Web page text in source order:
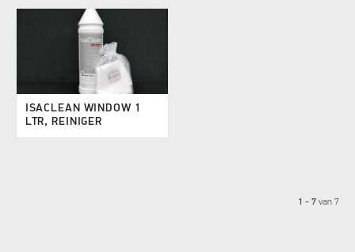
ISACLEAN WINDOW 1
LTR, REINIGER
1 - 7 van7